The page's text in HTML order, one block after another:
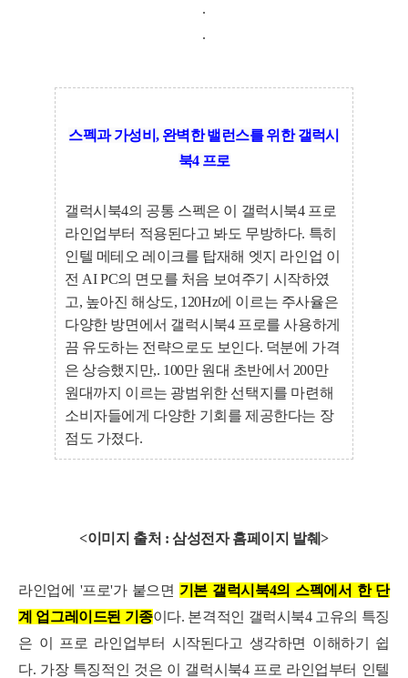
.
.
스펙과 가성비, 완벽한 밸런스를 위한 갤럭시
북4 프로
갤럭시북4의 공통 스펙은 이 갤럭시북4 프로
라인업부터 적용된다고 봐도 무방하다. 특히
인텔 메테오 레이크를 탑재해 엣지 라인업 이
전 AI PC의 면모를 처음 보여주기 시작하였
고, 높아진 해상도, 120Hz에 이르는 주사율은
다양한 방면에서 갤럭시북4 프로를 사용하게
끔 유도하는 전략으로도 보인다. 덕분에 가격
은 상승했지만,. 100만 원대 초반에서 200만
원대까지 이르는 광범위한 선택지를 마련해
소비자들에게 다양한 기회를 제공한다는 장
점도 가졌다.
<이미지 출처 : 삼성전자 홈페이지 발췌>
라인업에 '프로'가 붙으면 기본 갤럭시북4의 스펙에서 한 단
계 업그레이드된 기종이다. 본격적인 갤럭시북4 고유의 특징
은 이 프로 라인업부터 시작된다고 생각하면 이해하기 쉽
다. 가장 특징적인 것은 이 갤럭시북4 프로 라인업부터 인텔